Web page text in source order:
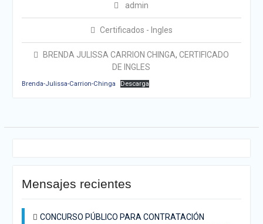
admin
Certificados - Ingles
BRENDA JULISSA CARRION CHINGA,CERTIFICADO
DE INGLES
Brenda-Julissa-Carrion-Chinga Descarga
Mensajes recientes
CONCURSO PÚBLICO PARA CONTRATACIÓN